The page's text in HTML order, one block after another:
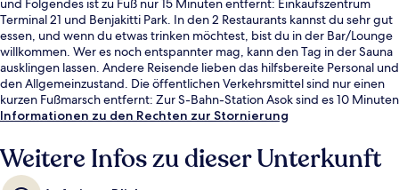
und Folgendes ist zu Fuß nur 15 Minuten entfernt: Einkaufszentrum
Terminal 21 und Benjakitti Park. In den 2 Restaurants kannst du sehr gut
essen, und wenn du etwas trinken möchtest, bist du in der Bar/Lounge
willkommen. Wer es noch entspannter mag, kann den Tag in der Sauna
ausklingen lassen. Andere Reisende lieben das hilfsbereite Personal und
den Allgemeinzustand. Die öffentlichen Verkehrsmittel sind nur einen
kurzen Fußmarsch entfernt: Zur S-Bahn-Station Asok sind es 10 Minuten
und zur U-Bahn-Station Sukhumvit 10 Minuten.
Informationen zu den Rechten zur Stornierung
Weitere Infos zu dieser Unterkunft